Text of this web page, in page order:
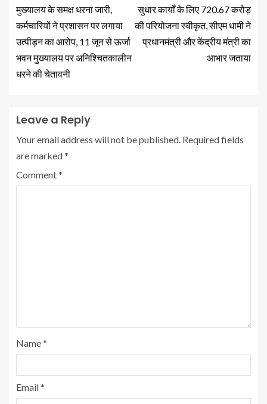
मुख्यालय के समक्ष धरना जारी,
कर्मचारियों ने प्रशासन पर लगाया
उत्पीड़न का आरोप, 11 जून से ऊर्जा
भवन मुख्यालय पर अनिश्चितकालीन
धरने की चेतावनी
सुधार कार्यों के लिए 720.67 करोड़
की परियोजना स्वीकृत, सीएम धामी ने
प्रधानमंत्री और केंद्रीय मंत्री का
आभार जताया
Leave a Reply
Your email address will not be published. Required fields
are marked*
Comment*
Name*
Email*